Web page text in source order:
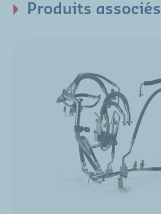
Produits associés